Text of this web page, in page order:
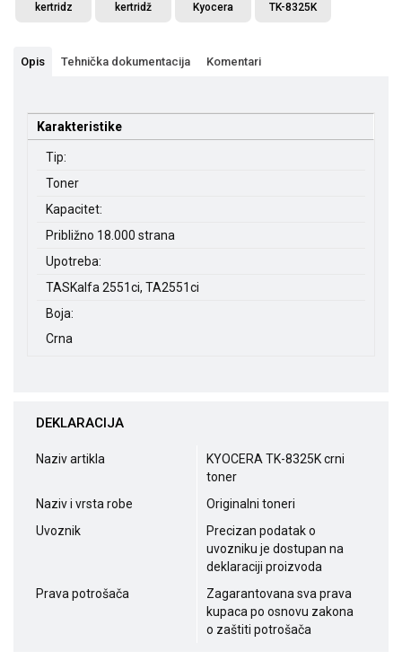
kertridz kertridž Kyocera TK-8325K
Opis Tehnička dokumentacija Komentari
Karakteristike
Tip:
Toner
Kapacitet:
Približno 18.000 strana
Upotreba:
TASKalfa 2551ci, TA2551ci
Boja:
Crna
DEKLARACIJA
Naziv artikla
KYOCERA TK-8325K crni
toner
Naziv i vrsta robe
Originalni toneri
Uvoznik
Precizan podatak o
uvozniku je dostupan na
deklaraciji proizvoda
Prava potrošača
Zagarantovana sva prava
kupaca po osnovu zakona
o zaštiti potrošača